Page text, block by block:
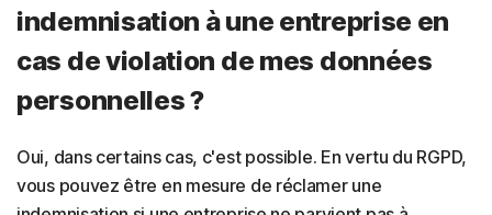
indemnisation à une entreprise en
cas de violation de mes données
personnelles ?
Oui, dans certains cas, c'est possible. En vertu du RGPD,
vous pouvez être en mesure de réclamer une